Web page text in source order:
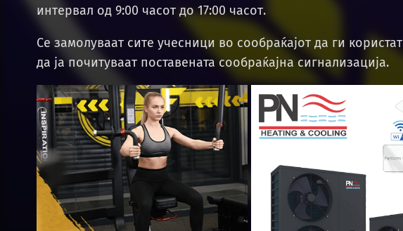
интервал од 9:00 часот до 17:00 часот.
Се замолуваат сите учесници во сообраќајот да ги
да ја почитуваат поставената сообраќајна сигнализација.